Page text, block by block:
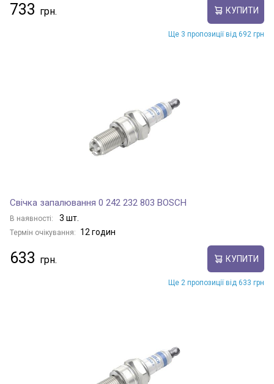
733 КУПИТИ
Ще 3 пропозиції від 692 грн
Свічка запалювання 0 242 232 803 BOSCH
В наявності: 3 шт.
Термін очікування: 12 годин
633 КУПИТИ
Ще 2 пропозиції від 633 грн